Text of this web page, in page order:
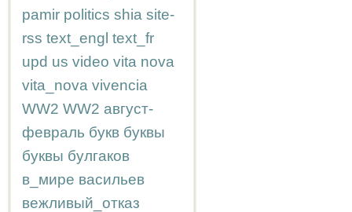
pamir politics shia site-
rss text_engl text_fr
upd us video vita nova
vita_nova vivencia
WW2 WW2 август-
февраль букв буквы
буквы булгаков
в_мире васильев
вежливый_отказ